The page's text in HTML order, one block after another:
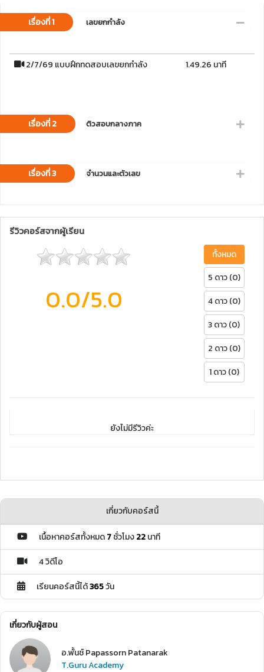
เรื่องที่ 1 เลขยกกำลัง
2/7/69 แบบฝึกทดสอบเลขยกกำลัง 1.49.26 นาที
เรื่องที่ 2 ติวสอบกลางภาค
เรื่องที่ 3 จำนวนและตัวเลข
รีวิวคอร์สจากผู้เรียน
0.0/5.0
ทั้งหมด
5 ดาว (0)
4 ดาว (0)
3 ดาว (0)
2 ดาว (0)
1 ดาว (0)
ยังไม่มีรีวิวค่ะ
เกี่ยวกับคอร์สนี้
เนื้อหาคอร์สทั้งหมด7ชั่วโมง22นาที
4 วิดีโอ
เรียนคอร์สนี้ได้365วัน
เกี่ยวกับผู้สอน
อ.พั้นช์ Papassorn Patanarak
T.Guru Academy